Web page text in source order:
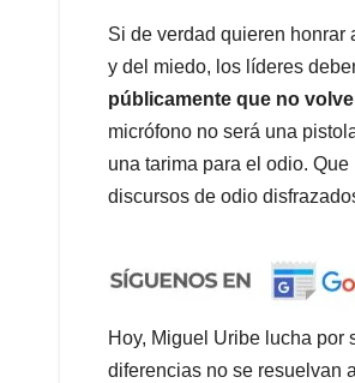
Si de verdad quieren
y del miedo, los líderes
públicamente que no
micrófono no será una
una tarima para el odio.
discursos de odio
Hoy, Miguel Uribe lucha
diferencias no se resuelvan